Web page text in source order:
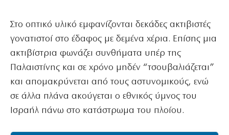
Στο οπτικό υλικό εμφανίζονται δεκάδες ακτιβιστές
γονατιστοί στο έδαφος με δεμένα χέρια. Επίσης μια
ακτιβίστρια φωνάζει συνθήματα υπέρ της
Παλαιστίνης και σε χρόνο μηδέν “τσουβαλιάζεται”
και απομακρύνεται από τους αστυνομικούς, ενώ
σε άλλα πλάνα ακούγεται ο εθνικός ύμνος του
Ισραήλ πάνω στο κατάστρωμα του πλοίου.